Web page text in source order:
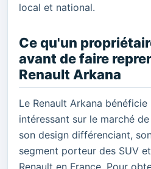
local et national.
Ce qu'un
avant de faire
Renault Arkana
Le Renault Arkana
intéressant sur le marché
son design différenciant,
segment porteur des SUV